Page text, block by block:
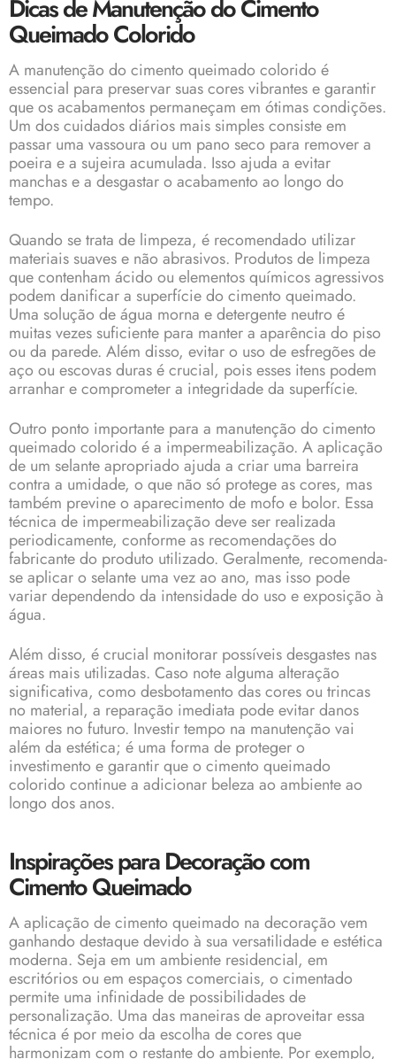
Dicas de Manutenção do Cimento
Queimado Colorido
A manutenção do cimento queimado colorido é
essencial para preservar suas cores vibrantes e garantir
que os acabamentos permaneçam em ótimas condições.
Um dos cuidados diários mais simples consiste em
passar uma vassoura ou um pano seco para remover a
poeira e a sujeira acumulada. Isso ajuda a evitar
manchas e a desgastar o acabamento ao longo do
tempo.
Quando se trata de limpeza, é recomendado utilizar
materiais suaves e não abrasivos. Produtos de limpeza
que contenham ácido ou elementos químicos agressivos
podem danificar a superfície do cimento queimado.
Uma solução de água morna e detergente neutro é
muitas vezes suficiente para manter a aparência do piso
ou da parede. Além disso, evitar o uso de esfregões de
aço ou escovas duras é crucial, pois esses itens podem
arranhar e comprometer a integridade da superfície.
Outro ponto importante para a manutenção do cimento
queimado colorido é a impermeabilização. A aplicação
de um selante apropriado ajuda a criar uma barreira
contra a umidade, o que não só protege as cores, mas
também previne o aparecimento de mofo e bolor. Essa
técnica de impermeabilização deve ser realizada
periodicamente, conforme as recomendações do
fabricante do produto utilizado. Geralmente, recomenda-
se aplicar o selante uma vez ao ano, mas isso pode
variar dependendo da intensidade do uso e exposição à
água.
Além disso, é crucial monitorar possíveis desgastes nas
áreas mais utilizadas. Caso note alguma alteração
significativa, como desbotamento das cores ou trincas
no material, a reparação imediata pode evitar danos
maiores no futuro. Investir tempo na manutenção vai
além da estética; é uma forma de proteger o
investimento e garantir que o cimento queimado
colorido continue a adicionar beleza ao ambiente ao
longo dos anos.
Inspirações para Decoração com
Cimento Queimado
A aplicação de cimento queimado na decoração vem
ganhando destaque devido à sua versatilidade e estética
moderna. Seja em um ambiente residencial, em
escritórios ou em espaços comerciais, o cimentado
permite uma infinidade de possibilidades de
personalização. Uma das maneiras de aproveitar essa
técnica é por meio da escolha de cores que
harmonizam com o restante do ambiente. Por exemplo,